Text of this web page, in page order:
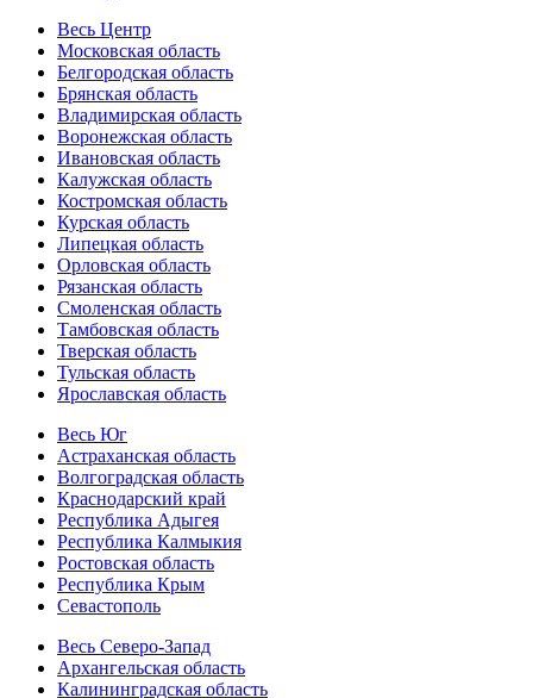
Весь Центр
Московская область
Белгородская область
Брянская область
Владимирская область
Воронежская область
Ивановская область
Калужская область
Костромская область
Курская область
Липецкая область
Орловская область
Рязанская область
Смоленская область
Тамбовская область
Тверская область
Тульская область
Ярославская область
Весь Юг
Астраханская область
Волгоградская область
Краснодарский край
Республика Адыгея
Республика Калмыкия
Ростовская область
Республика Крым
Севастополь
Весь Северо-Запад
Архангельская область
Калининградская область